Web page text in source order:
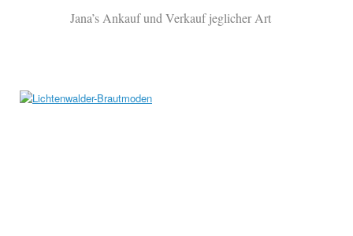
Jana’s Ankauf und Verkauf jeglicher Art